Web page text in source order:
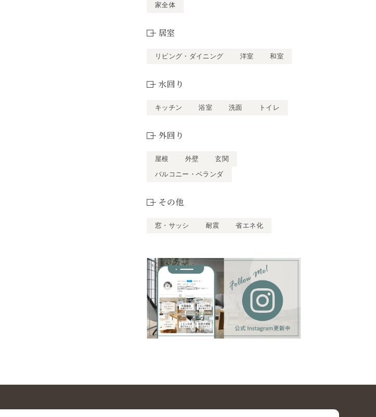
家全体
居室
リビング・ダイニング 洋室 和室
水回り
キッチン 浴室 洗面 トイレ
外回り
屋根 外壁
玄関
バルコニー・ベランダ
その他
窓・サッシ 耐震 省エネ化